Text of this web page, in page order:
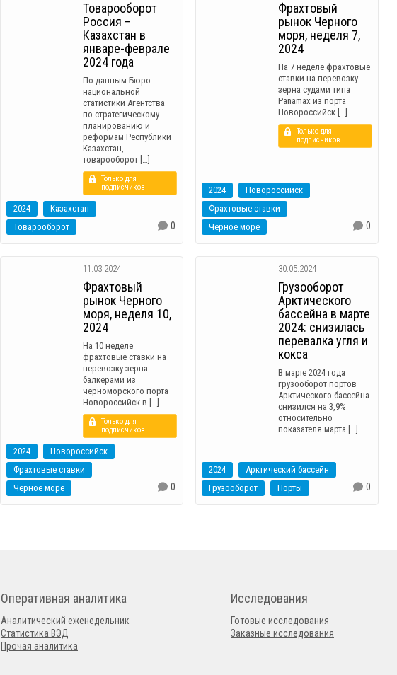
Товарооборот
Россия –
Казахстан в
январе-феврале
2024 года
По данным Бюро
национальной
статистики Агентства
по стратегическому
планированию и
реформам Республики
Казахстан,
товарооборот […]
Только для
подписчиков
2024
Казахстан
Товарооборот
0
Фрахтовый
рынок Черного
моря, неделя 7,
2024
На 7 неделе фрахтовые
ставки на перевозку
зерна судами типа
Panamax из порта
Новороссийск […]
Только для
подписчиков
2024
Новороссийск
Фрахтовые ставки
Черное море
0
11.03.2024
Фрахтовый
рынок Черного
моря, неделя 10,
2024
На 10 неделе
фрахтовые ставки на
перевозку зерна
балкерами из
черноморского порта
Новороссийск в […]
Только для
подписчиков
2024
Новороссийск
Фрахтовые ставки
Черное море
0
30.05.2024
Грузооборот
Арктического
бассейна в марте
2024: снизилась
перевалка угля и
кокса
В марте 2024 года
грузооборот портов
Арктического бассейна
снизился на 3,9%
относительно
показателя марта […]
2024
Арктический бассейн
Грузооборот
Порты 0
Оперативная аналитика
Аналитический еженедельник
Статистика ВЭД
Прочая аналитика
Исследования
Готовые исследования
Заказные исследования